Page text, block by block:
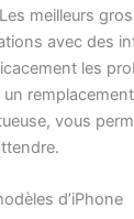
meilleurs
avec des
les
vous
d’iPhone